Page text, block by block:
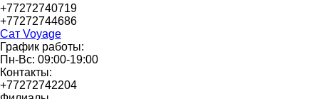
+77272740719
+77272744686
Сат Voyage
График работы:
Пн-Вс: 09:00-19:00
Контакты:
+77272742204